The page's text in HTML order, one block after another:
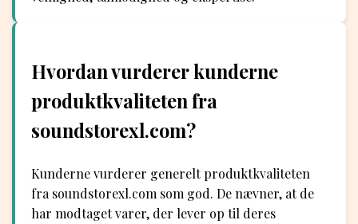
Hvordan vurderer kunderne
produktkvaliteten fra
soundstorexl.com?
Kunderne vurderer generelt produktkvaliteten
fra soundstorexl.com som god. De nævner, at de
har modtaget varer, der lever op til deres